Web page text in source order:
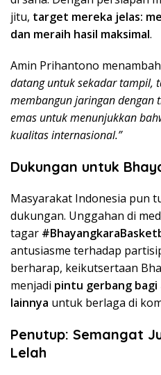
jitu, target mereka jelas:
dan meraih hasil maksimal.
Amin Prihantono
datang untuk sekadar tampil,
membangun jaringan dengan
emas untuk menunjukkan
kualitas internasional.”
Dukungan untuk
Masyarakat Indonesia pun
dukungan. Unggahan di
tagar
antusiasme terhadap
berharap, keikutsertaan
menjadi pintu gerbang
lainnya untuk berlaga di
Penutup: Semangat
Lelah